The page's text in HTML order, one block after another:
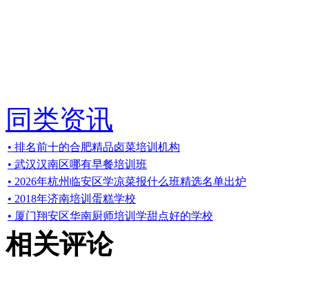
同类资讯
• 排名前十的合肥精品卤菜培训机构
• 武汉汉南区哪有早餐培训班
• 2026年杭州临安区学凉菜报什么班精选名单出炉
• 2018年济南培训蛋糕学校
• 厦门翔安区华南厨师培训学甜点好的学校
相关评论